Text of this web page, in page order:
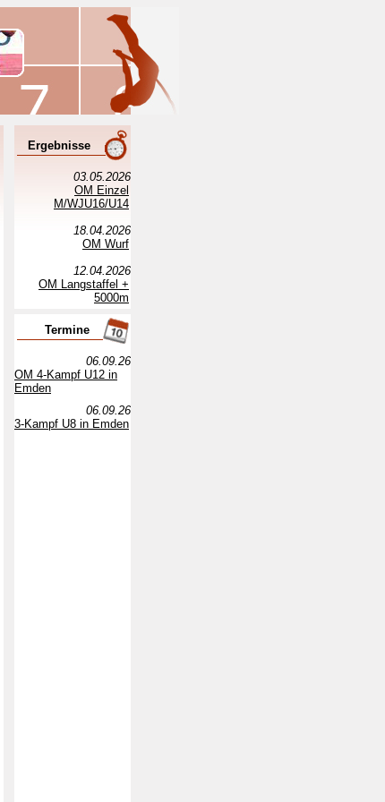
Ergebnisse
03.05.2026
OM Einzel
M/WJU16/U14
18.04.2026
OM Wurf
12.04.2026
OM Langstaffel +
5000m
Termine
06.09.26
OM 4-Kampf U12 in
Emden
06.09.26
3-Kampf U8 in Emden